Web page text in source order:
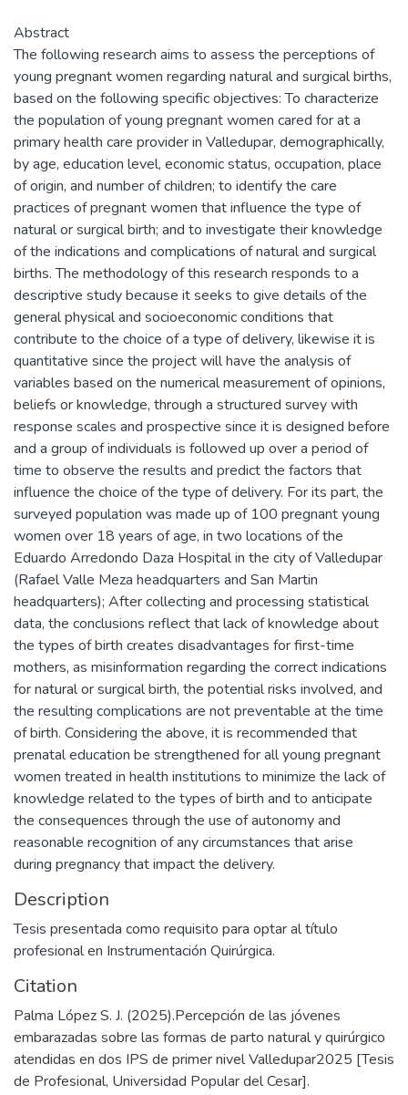
Abstract
The following research aims to assess the perceptions of
young pregnant women regarding natural and surgical births,
based on the following specific objectives: To characterize
the population of young pregnant women cared for at a
primary health care provider in Valledupar, demographically,
by age, education level, economic status, occupation, place
of origin, and number of children; to identify the care
practices of pregnant women that influence the type of
natural or surgical birth; and to investigate their knowledge
of the indications and complications of natural and surgical
births. The methodology of this research responds to a
descriptive study because it seeks to give details of the
general physical and socioeconomic conditions that
contribute to the choice of a type of delivery, likewise it is
quantitative since the project will have the analysis of
variables based on the numerical measurement of opinions,
beliefs or knowledge, through a structured survey with
response scales and prospective since it is designed before
and a group of individuals is followed up over a period of
time to observe the results and predict the factors that
influence the choice of the type of delivery. For its part, the
surveyed population was made up of 100 pregnant young
women over 18 years of age, in two locations of the
Eduardo Arredondo Daza Hospital in the city of Valledupar
(Rafael Valle Meza headquarters and San Martin
headquarters); After collecting and processing statistical
data, the conclusions reflect that lack of knowledge about
the types of birth creates disadvantages for first-time
mothers, as misinformation regarding the correct indications
for natural or surgical birth, the potential risks involved, and
the resulting complications are not preventable at the time
of birth. Considering the above, it is recommended that
prenatal education be strengthened for all young pregnant
women treated in health institutions to minimize the lack of
knowledge related to the types of birth and to anticipate
the consequences through the use of autonomy and
reasonable recognition of any circumstances that arise
during pregnancy that impact the delivery.
Description
Tesis presentada como requisito para optar al título
profesional en Instrumentación Quirúrgica.
Citation
Palma López S. J. (2025).Percepción de las jóvenes
embarazadas sobre las formas de parto natural y quirúrgico
atendidas en dos IPS de primer nivel Valledupar2025 [Tesis
de Profesional, Universidad Popular del Cesar].